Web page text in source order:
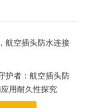
航空插头防水连接
护者：航空插头防
用耐久性探究